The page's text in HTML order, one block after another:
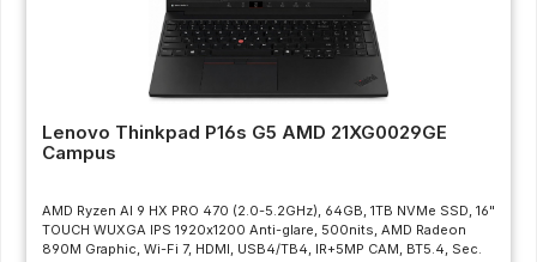
Lenovo Thinkpad P16s G5 AMD 21XG0029GE
Campus
AMD Ryzen AI 9 HX PRO 470 (2.0-5.2GHz), 64GB, 1TB NVMe SSD, 16"
TOUCH WUXGA IPS 1920x1200 Anti-glare, 500nits, AMD Radeon
890M Graphic, Wi-Fi 7, HDMI, USB4/TB4, IR+5MP CAM, BT5.4, Sec.